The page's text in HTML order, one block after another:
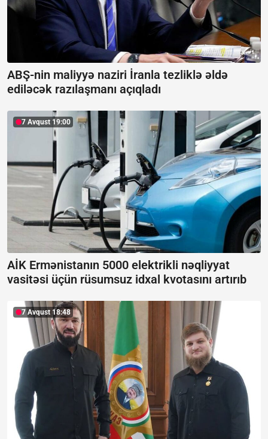
ABŞ-nin maliyyə naziri İranla tezliklə əldə
ediləcək razılaşmanı açıqladı
7 Avqust 19:00
AİK Ermənistanın 5000 elektrikli nəqliyyat
vasitəsi üçün rüsumsuz idxal kvotasını artırıb
7 Avqust 18:48